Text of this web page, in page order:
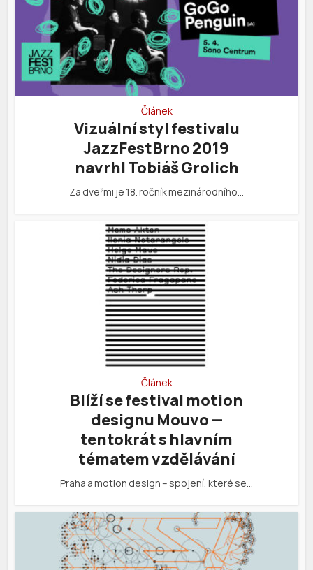
Článek
Vizuální styl festivalu
JazzFestBrno 2019
navrhl Tobiáš Grolich
Za dveřmi je 18. ročník mezinárodního…
Článek
Blíží se festival motion
designu Mouvo —
tentokrát s hlavním
tématem vzdělávání
Praha a motion design – spojení, které se…